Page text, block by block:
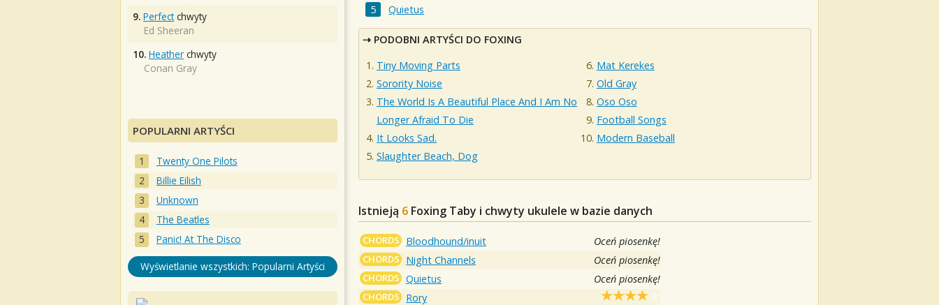
Quietus
PODOBNI ARTYŚCI DO FOXING
Tiny Moving Parts
Sorority Noise
The World Is A Beautiful Place And I Am No
Longer Afraid To Die
It Looks Sad.
Slaughter Beach, Dog
Mat Kerekes
Old Gray
Oso Oso
Football Songs
Modern Baseball
Istnieją 6 Foxing Taby i chwyty ukulele w bazie danych
CHORDS Bloodhound/inuit Oceń piosenkę!
CHORDS Night Channels Oceń piosenkę!
CHORDS Quietus Oceń piosenkę!
CHORDS Rory
9. Perfectchwyty
Ed Sheeran
10. Heather chwyty
Conan Gray
POPULARNI ARTYŚCI
Twenty One Pilots
Billie Eilish
Unknown
The Beatles
Panic! At The Disco
Wyświetlanie wszystkich: Popularni Artyści